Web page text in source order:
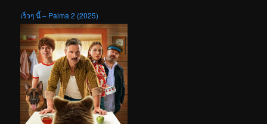
เร็วๆ นี้ – Palma 2 (2025)